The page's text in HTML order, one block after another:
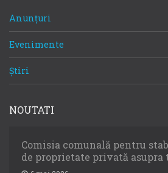
Anunțuri
Evenimente
Știri
NOUTATI
Comisia comunală pentru
de proprietate privată